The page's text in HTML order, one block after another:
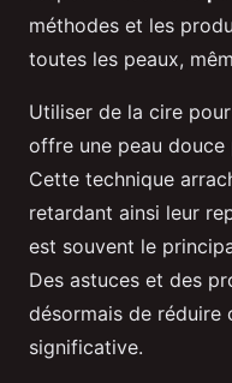
méthodes et les
toutes les peaux,
Utiliser de la cire
offre une peau douce
Cette technique
retardant ainsi leur
est souvent le
Des astuces et des
désormais de réduire
significative.